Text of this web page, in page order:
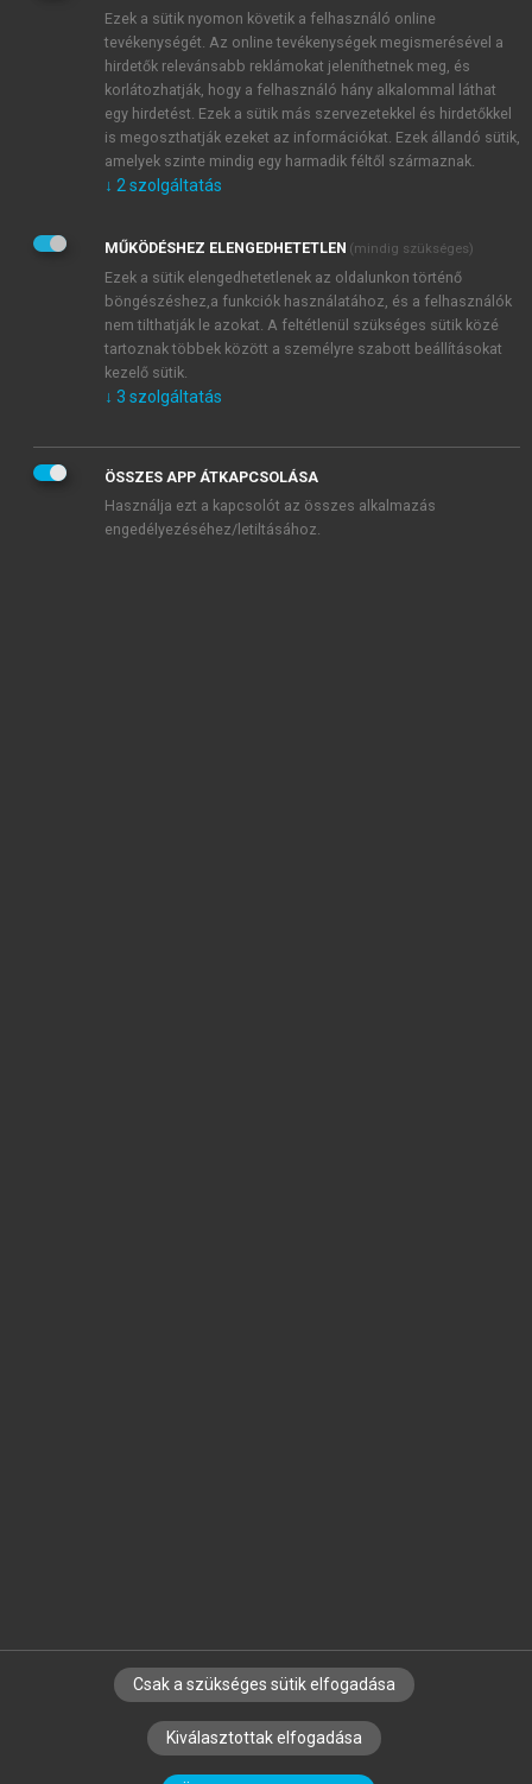
JELSZÓ ÚJRA
Kérek értesítést a MeRSZ újdonságairól, akcióiról.
Kérek értesítést az Akadémiai Kiadó Zrt. újdonságairól,
Adatkezelési tájékoztatóbanfoglaltakat tudomásul
veszem és elfogadom.
Általános vásárlási feltételeket, valamint a szotar.netés a
mersz.huoldalak licencszerződéseiben foglaltakat
tudomásul veszem és elfogadom.
KIPRÓBÁLOM
SZERZŐKNEK CÉGEKNEK KÖNYVTÁROSOKNAK
SZERKESZTÉSI ÉS LEKTORÁLÁSI ALAPELVEK
Ezek a sütik nyomon követik a felhasználó online
tevékenységét. Az online tevékenységek megismerésével a
hirdetők relevánsabb reklámokat jeleníthetnek meg, és
korlátozhatják, hogy a felhasználó hány alkalommal láthat
egy hirdetést. Ezek a sütik más szervezetekkel és hirdetőkkel
is megoszthatják ezeket az információkat. Ezek állandó sütik,
amelyek szinte mindig egy harmadik féltől származnak.
↓ 2 szolgáltatás
MŰKÖDÉSHEZ ELENGEDHETETLEN (mindig szükséges)
Ezek a sütik elengedhetetlenek az oldalunkon történő
böngészéshez,a funkciók használatához, és a felhasználók
nem tilthatják le azokat. A feltétlenül szükséges sütik közé
tartoznak többek között a személyre szabott beállításokat
kezelő sütik.
↓ 3 szolgáltatás
ÖSSZES APP ÁTKAPCSOLÁSA
Használja ezt a kapcsolót az összes alkalmazás
engedélyezéséhez/letiltásához.
Csak a szükséges sütik elfogadása
Kiválasztottak elfogadása